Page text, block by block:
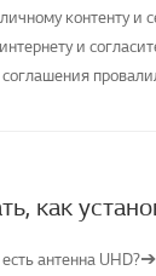
контенту и
и
антенна